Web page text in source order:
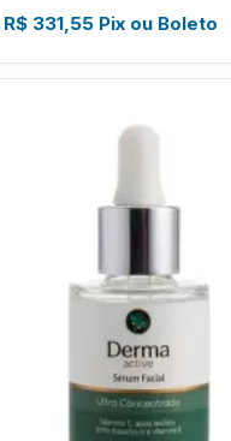
R$331,55 Pix ou Boleto